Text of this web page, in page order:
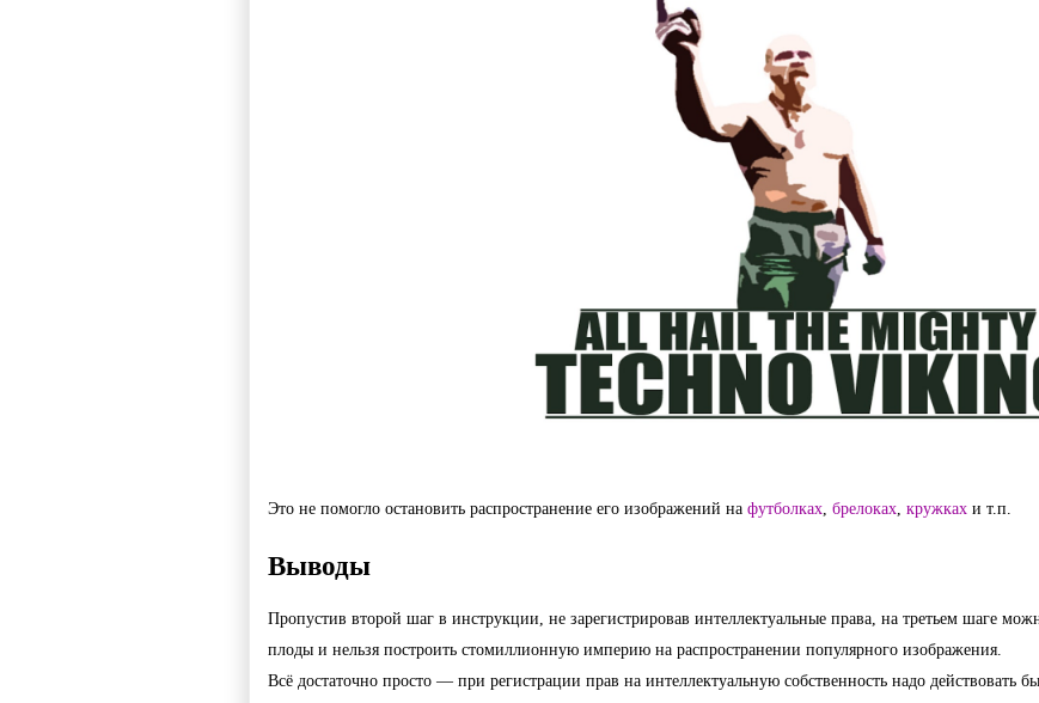
Это не помогло остановить распространение его изображений на футболках, брелоках, кружках и т.п.
Выводы
Пропустив второй шаг в инструкции, не зарегистрировав интеллектуальные права, на третьем шаге
плоды и нельзя построить стомиллионную империю на распространении популярного изображения.
Всё достаточно просто — при регистрации прав на интеллектуальную собственность надо действовать